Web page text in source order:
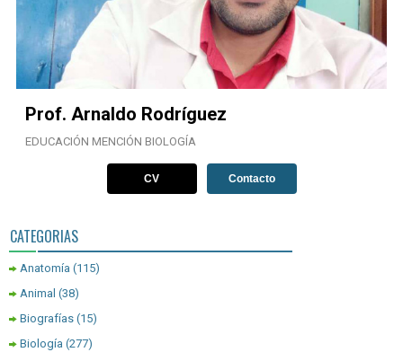
Prof. Arnaldo Rodríguez
EDUCACIÓN MENCIÓN BIOLOGÍA
CV Contacto
CATEGORIAS
Anatomía (115)
Animal (38)
Biografías (15)
Biología (277)